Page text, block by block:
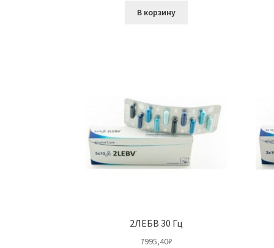
В корзину
2ЛЕБВ 30 Гц
7995,40₽